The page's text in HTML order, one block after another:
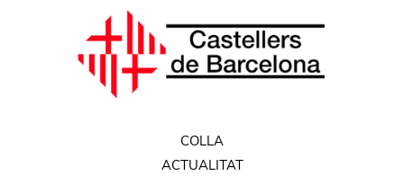
COLLA
ACTUALITAT